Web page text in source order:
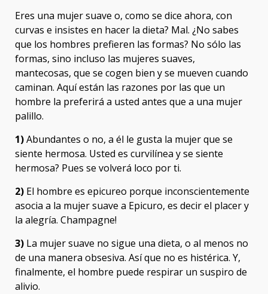
Eres una mujer suave o, como se dice ahora, con
curvas e insistes en hacer la dieta? Mal. ¿No sabes
que los hombres prefieren las formas? No sólo las
formas, sino incluso las mujeres suaves,
mantecosas, que se cogen bien y se mueven cuando
caminan. Aquí están las razones por las que un
hombre la preferirá a usted antes que a una mujer
palillo.
1)Abundantes o no, a él le gusta la mujer que se
siente hermosa. Usted es curvilínea y se siente
hermosa? Pues se volverá loco por ti.
2) El hombre es epicureo porque inconscientemente
asocia a la mujer suave a Epicuro, es decir el placer y
la alegría. Champagne!
3) La mujer suave no sigue una dieta, o al menos no
de una manera obsesiva. Así que no es histérica. Y,
finalmente, el hombre puede respirar un suspiro de
alivio.